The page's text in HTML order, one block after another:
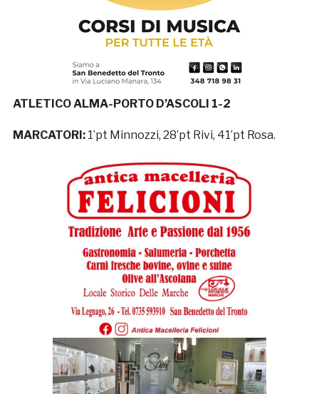
ATLETICO ALMA-PORTO D’ASCOLI 1-2
MARCATORI: 1’pt Minnozzi, 28’pt Rivi, 41’pt Rosa.